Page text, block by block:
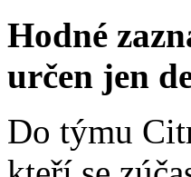
Hodné
určen jen
Do týmu